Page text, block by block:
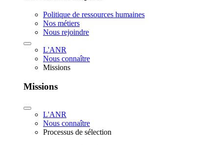
Politique de ressources humaines
Nos métiers
Nous rejoindre
L'ANR
Nous connaître
Missions
Missions
L'ANR
Nous connaître
Processus de sélection